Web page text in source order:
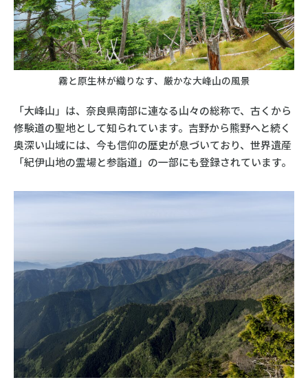
霧と原生林が織りなす、厳かな大峰山の風景
「大峰山」は、奈良県南部に連なる山々の総称で、古くから
修験道の聖地として知られています。吉野から熊野へと続く
奥深い山域には、今も信仰の歴史が息づいており、世界遺産
「紀伊山地の霊場と参詣道」の一部にも登録されています。